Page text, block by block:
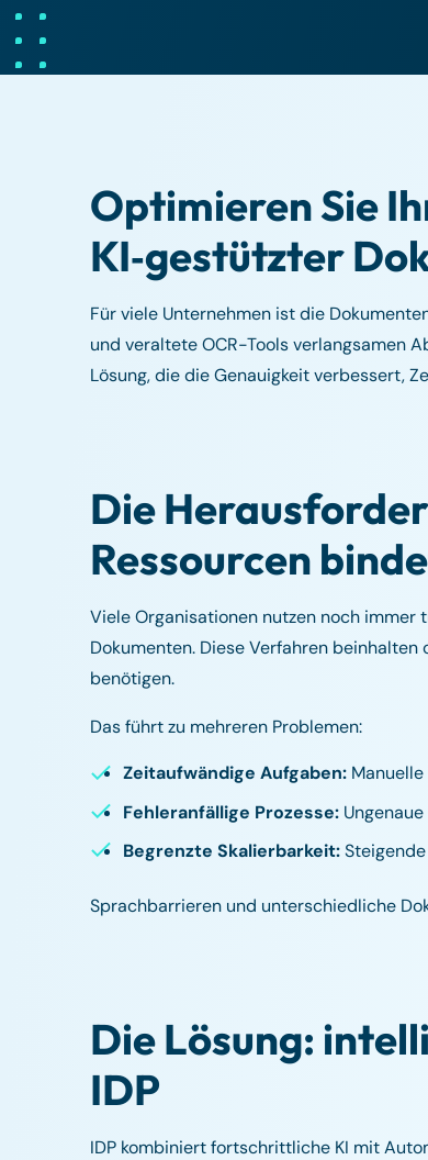
Optimieren Sie
KI‑gestützter
Für viele Unternehmen ist die
und veraltete OCR-Tools verlangsamen
Lösung, die die Genauigkeit verbessert,
Die
Ressourcen
Viele Organisationen nutzen noch immer
Dokumenten. Diese Verfahren
benötigen.
Das führt zu mehreren Problemen:
Zeitaufwändige Aufgaben:
Fehleranfällige Prozesse:
Begrenzte Skalierbarkeit:
Sprachbarrieren und unterschiedliche
Die Lösung:
IDP
IDP kombiniert fortschrittliche KI mit